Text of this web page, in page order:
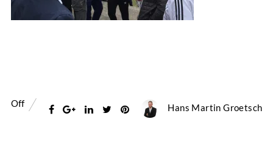
Off Hans Martin Groetsch